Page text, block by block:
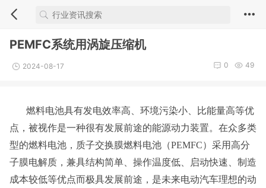
PEMFC系统用涡旋压缩机
2024-08-17 49
0
燃料电池具有发电效率高、环境污染小、比能量高等优
点，被视作是一种很有发展前途的能源动力装置。在众多类
型的燃料电池，质子交换膜燃料电池（PEMFC）采用高分
子膜电解质，兼具结构简单、操作温度低、启动快速、制造
成本较低等优点而极具发展前途，是未来电动汽车理想的动